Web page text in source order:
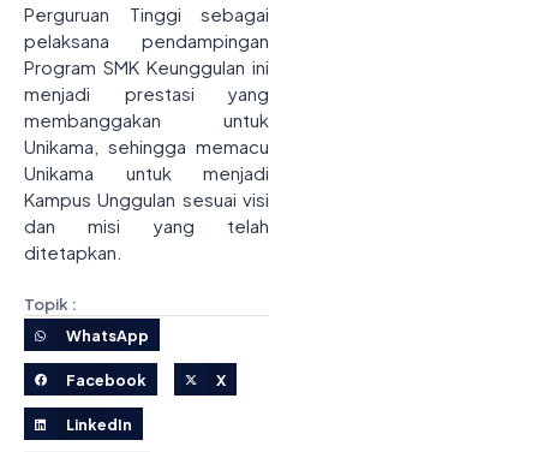
Perguruan Tinggi sebagai
pelaksana pendampingan
Program SMK Keunggulan ini
menjadi prestasi yang
membanggakan untuk
Unikama, sehingga memacu
Unikama untuk menjadi
Kampus Unggulan sesuai visi
dan misi yang telah
ditetapkan.
Topik :
WhatsApp
Facebook X
LinkedIn